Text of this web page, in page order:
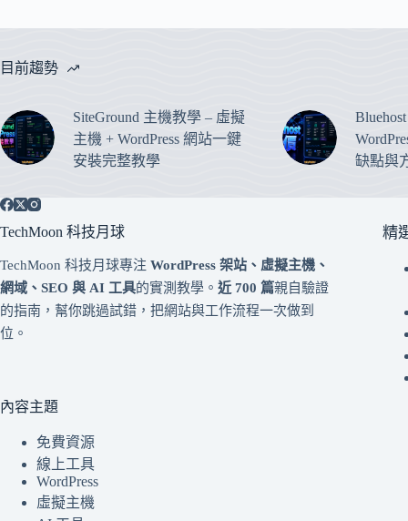
目前趨勢
SiteGround 主機教學 – 虛擬
主機 + WordPress 網站一鍵
安裝完整教學
缺點與
TechMoon 科技月球
TechMoon 科技月球專注 WordPress 架站、虛擬主機、
網域、SEO 與 AI 工具的實測教學。 近 700 篇親自驗證
的指南，幫你跳過試錯，把網站與工作流程一次做到
位。
內容主題
免費資源
線上工具
WordPress
虛擬主機
精